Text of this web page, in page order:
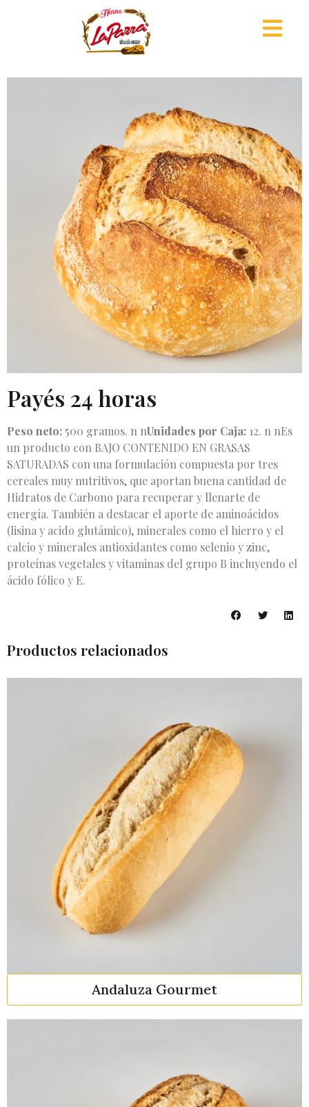
Payés 24 horas
Peso neto: 500 gramos. n nUnidades por Caja: 12. n nEs
un producto con BAJO CONTENIDO EN GRASAS
SATURADAS con una formulación compuesta por tres
cereales muy nutritivos, que aportan buena cantidad de
Hidratos de Carbono para recuperar y llenarte de
energía. También a destacar el aporte de aminoácidos
(lisina y acido glutámico), minerales como el hierro y el
calcio y minerales antioxidantes como selenio y zinc,
proteínas vegetales y vitaminas del grupo B incluyendo el
ácido fólico y E.
Productos relacionados
Andaluza Gourmet